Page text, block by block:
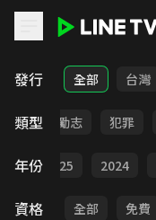
LINE TV - 電影
發行 全部 台灣
類型
喜劇 勵志 犯罪
年份 2025 2024
資格 全部 免費